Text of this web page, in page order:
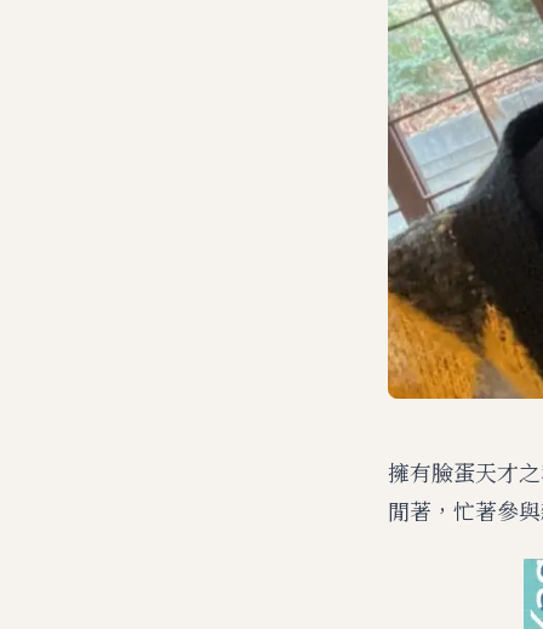
擁有臉蛋天才
閒著，忙著參